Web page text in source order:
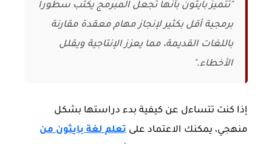
"تتميز بايثون بأنها تجعل المبرمج يكتب سطوراً
برمجية أقل بكثير لإنجاز مهام معقدة مقارنة
باللغات القديمة، مما يعزز الإنتاجية ويقلل
الأخطاء."
إذا كنت تتساءل عن كيفية بدء دراستها بشكل
منهجي، يمكنك الاعتماد على تعلم لغة بايثون من